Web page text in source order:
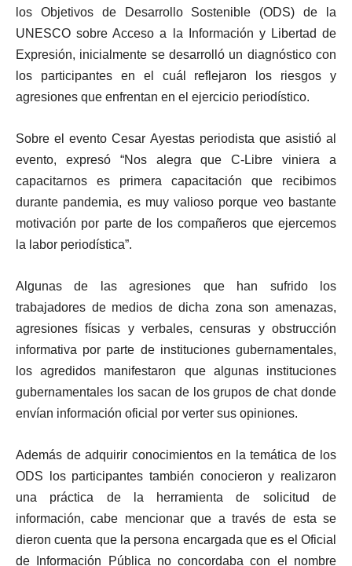
los Objetivos de Desarrollo Sostenible (ODS) de la
UNESCO sobre Acceso a la Información y Libertad de
Expresión, inicialmente se desarrolló un diagnóstico con
los participantes en el cuál reflejaron los riesgos y
agresiones que enfrentan en el ejercicio periodístico.
Sobre el evento Cesar Ayestas periodista que asistió al
evento, expresó “Nos alegra que C-Libre viniera a
capacitarnos es primera capacitación que recibimos
durante pandemia, es muy valioso porque veo bastante
motivación por parte de los compañeros que ejercemos
la labor periodística”.
Algunas de las agresiones que han sufrido los
trabajadores de medios de dicha zona son amenazas,
agresiones físicas y verbales, censuras y obstrucción
informativa por parte de instituciones gubernamentales,
los agredidos manifestaron que algunas instituciones
gubernamentales los sacan de los grupos de chat donde
envían información oficial por verter sus opiniones.
Además de adquirir conocimientos en la temática de los
ODS los participantes también conocieron y realizaron
una práctica de la herramienta de solicitud de
información, cabe mencionar que a través de esta se
dieron cuenta que la persona encargada que es el Oficial
de Información Pública no concordaba con el nombre